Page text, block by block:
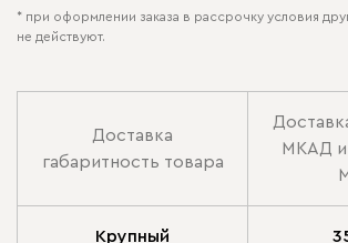
* при оформлении заказа в рассрочку условия
не действуют.
Доставка
габаритность товара
МКАД и
Крупный